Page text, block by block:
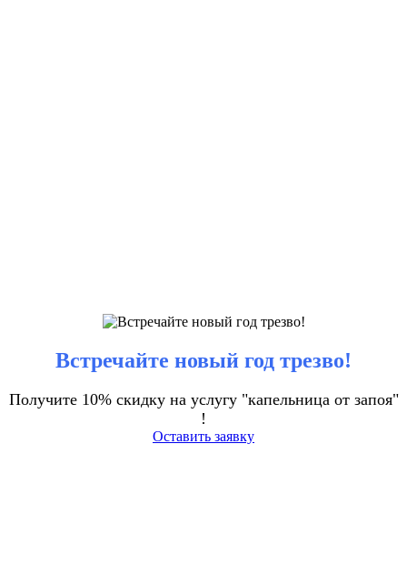
Встречайте новый год трезво!
Получите 10% скидку на услугу "капельница от запоя"
!
Оставить заявку